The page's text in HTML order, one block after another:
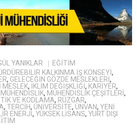
YANIKLAR
EĞITIM
KALKINMA IŞ KONSEYI,
, GELECEĞIN GÖZDE MESLEKLERI,
MESLEK, IKLIM DEĞIŞKLIĞI, KARIYER,
MÜHENDISLIK, MÜHENDISLIK ÇEŞITLERI,
VE KODLAMA, RÜZGAR,
, TERCIH, ÜNIVERSITE, ÜNVAN, YENI
ENERJI, YÜKSEK LISANS, YURT DIŞI